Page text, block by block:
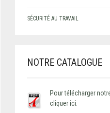
SÉCURITÉ AU TRAVAIL
NOTRE CATALOGUE
Pour télécharger
cliquer ici.